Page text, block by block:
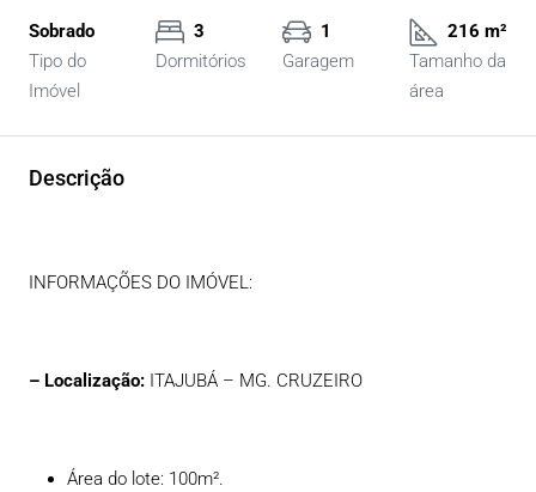
Sobrado
Tipo do
Imóvel
3
Dormitórios
1
Garagem
216 m²
Tamanho da
área
Descrição
INFORMAÇÕES DO IMÓVEL:
– Localização: ITAJUBÁ – MG. CRUZEIRO
Área do lote: 100m².